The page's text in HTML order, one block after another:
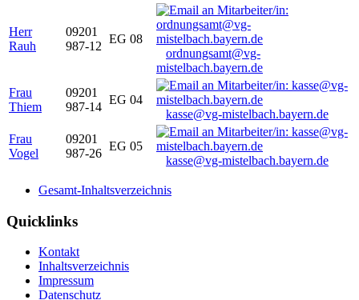
Herr
Rauh
09201
987-12
EG 08
ordnungsamt@vg-
mistelbach.bayern.de
Frau
Thiem
09201
987-14
EG 04
kasse@vg-mistelbach.bayern.de
Frau
Vogel
09201
987-26
EG 05
kasse@vg-mistelbach.bayern.de
Gesamt-Inhaltsverzeichnis
Quicklinks
Kontakt
Inhaltsverzeichnis
Impressum
Datenschutz